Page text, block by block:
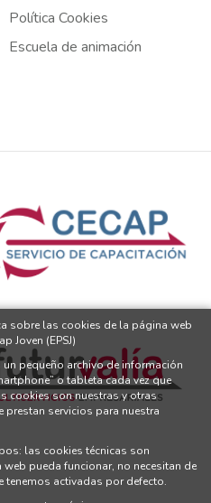
Política Cookies
Escuela de animación
sobre las cookies de la página web
Joven (EPSJ)
pequeño archivo de información
o tableta cada vez que
cookies son nuestras y otras
prestan servicios para nuestra
las cookies técnicas son
pueda funcionar, no necesitan de
tenemos activadas por defecto.